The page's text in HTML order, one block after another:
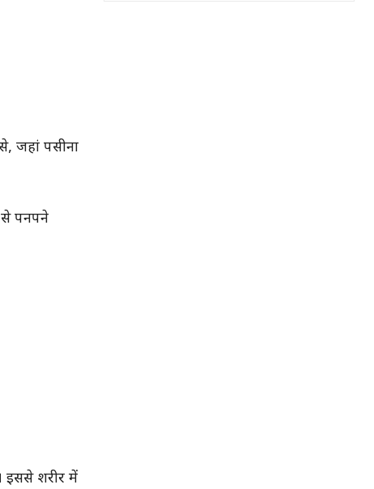
जहां पसीना
से पनपने
इससे शरीर में